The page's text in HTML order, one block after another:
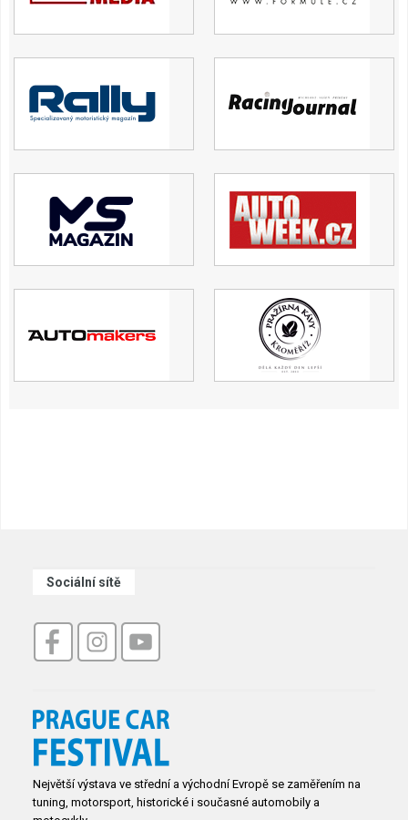
Sociální sítě
Největší výstava ve střední a východní Evropě se zaměřením na
tuning, motorsport, historické i současné automobily a